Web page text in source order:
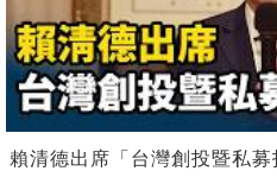
賴清德出席「台灣創投暨私募